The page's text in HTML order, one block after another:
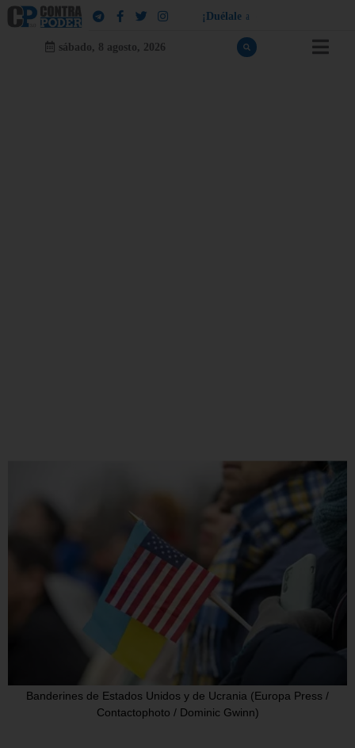
¡ Dué a e a
sábado, 8 agosto, 2026
Banderines de Estados Unidos y de Ucrania (Europa Press /
Contactophoto / Dominic Gwinn)